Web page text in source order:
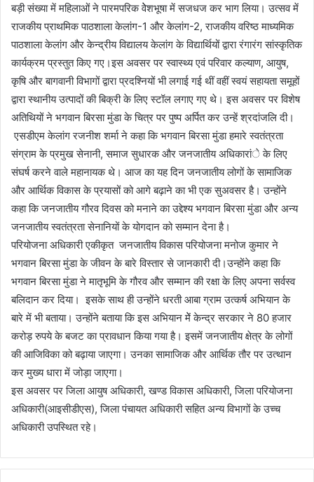
बड़ी संख्या में महिलाओं ने पारमपरिक वेेशभूषा में सजधज कर भाग लिया। उत्सव में
राजकीय प्राथमिक पाठशाला केलांग-1 और केलांग-2, राजकीय वरिष्ठ माध्यमिक
पाठशाला केलांग और केन्द्रीय विद्यालय केलांग के विद्यार्थियों द्वारा रंगारंग सांस्कृतिक
कार्यक्रम प्रस्तुत किए गए।इस अवसर पर स्वास्थ्य एवं परिवार कल्याण, आयुष,
कृषि और बागवानी विभागों द्वारा प्रदश्नियों भी लगाई गई थीं वहीं स्वयं सहायता समूहों
द्वारा स्थानीय उत्पादों की बिक्री के लिए स्टॉल लगाए गए थे। इस अवसर पर विशेष
अतिथियों ने भगवान बिरसा मुंडा के चित्र पर पुष्प अर्पित कर उन्हें श्रदांजलि दी।
एसडीएम केलांग रजनीश शर्मा ने कहा कि भगवान बिरसा मुंडा हमारे स्वतंत्रता
संग्राम के प्रमुख सेनानी, समाज सुधारक और जनजातीय अधिकारांे के लिए
संघर्ष करने वाले महानायक थे। आज का यह दिन जनजातीय लोगों के सामाजिक
और आर्थिक विकास के प्रयासों को आगे बढ़ाने का भी एक सुअवसर है। उन्होंने
कहा कि जनजातीय गौरव दिवस को मनाने का उद्देश्य भगवान बिरसा मुंडा और अन्य
जनजातीय स्वतंत्रता सेनानियों के योगदान को सम्मान देना है।
परियोजना अधिकारी एकीकृत जनजातीय विकास परियोजना मनोज कुमार ने
भगवान बिरसा मुंडा के जीवन के बारे विस्तार से जानकारी दी।उन्होंने कहा कि
भगवान बिरसा मुंडा ने मातृभूमि के गौरव और सम्मान की रक्षा के लिए अपना सर्वस्व
बलिदान कर दिया। इसके साथ ही उन्होंने धरती आबा ग्राम उत्कर्ष अभियान के
बारे में भी बताया। उन्होंने बताया कि इस अभियान मेें केन्द्र सरकार ने 80 हजार
करोड़ रुपये के बजट का प्रावधान किया गया है। इसमें जनजातीय क्षेत्र के लोगों
की आजिविका को बढ़ाया जाएगा। उनका सामाजिक और आर्थिक तौर पर उत्थान
कर मुख्य धारा में जोड़ा जाएगा।
इस अवसर पर जिला आयुष अधिकारी, खण्ड विकास अधिकारी, जिला परियोजना
अधिकारी(आइसीडीएस), जिला पंचायत अधिकारी सहित अन्य विभागों के उच्च
अधिकारी उपस्थित रहे।